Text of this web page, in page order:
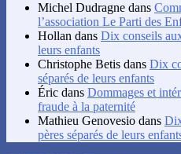
Michel Dudragne dans
l’association Le Parti des
Hollan dans Dix conseils
leurs enfants
Christophe Betis dans Dix
séparés de leurs enfants
Éric dans Dommages et
fraude à la paternité
Mathieu Genovesio dans
pères séparés de leurs